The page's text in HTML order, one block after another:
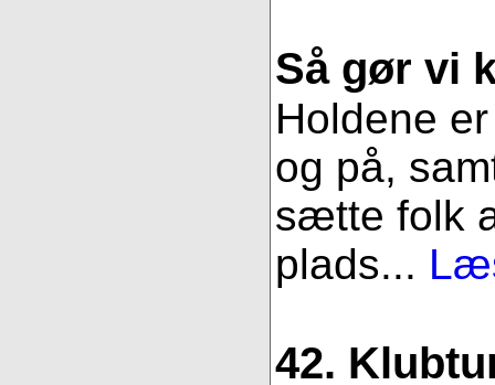
Så gør vi
Holdene
og på,
sætte folk
plads...
42.